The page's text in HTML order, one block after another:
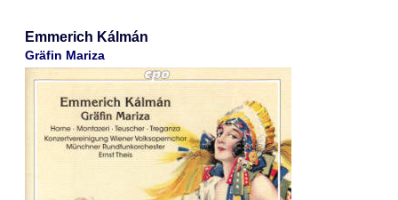
Emmerich Kálmán
Gräfin Mariza